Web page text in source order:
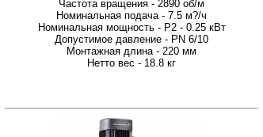
Частота вращения - 2890 об/м
Номинальная подача - 7.5 м?/ч
Номинальная мощность - P2 - 0.25 кВт
Допустимое давление - PN 6/10
Монтажная длина - 220 мм
Нетто вес - 18.8 кг